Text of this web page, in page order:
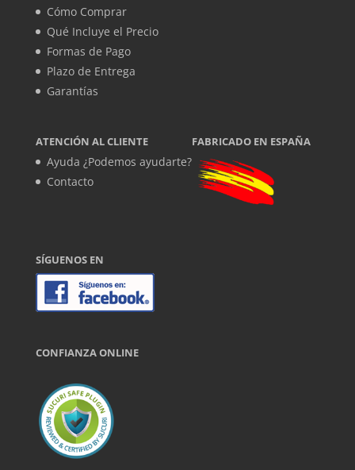
Cómo Comprar
Qué Incluye el Precio
Formas de Pago
Plazo de Entrega
Garantías
ATENCIÓN AL CLIENTE
Ayuda ¿Podemos ayudarte?
Contacto
FABRICADO EN ESPAÑA
SÍGUENOS EN
CONFIANZA ONLINE